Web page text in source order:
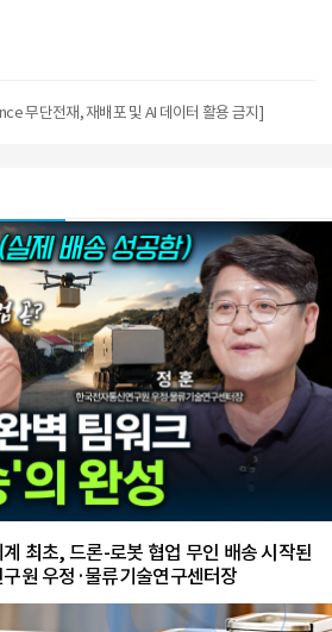
무단전재, 재배포 및 AI 데이터 활용 금지]
최초, 드론-로봇 협업 무인 배송 시작된
원 우정·물류기술연구센터장